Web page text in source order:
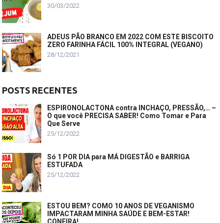
30/03/2022
ADEUS PÃO BRANCO EM 2022 COM ESTE BISCOITO
ZERO FARINHA FÁCIL 100% INTEGRAL (VEGANO)
28/12/2021
POSTS RECENTES
ESPIRONOLACTONA contra INCHAÇO, PRESSÃO,… –
O que você PRECISA SABER! Como Tomar e Para
Que Serve
25/12/2022
Só 1 POR DIA para MÁ DIGESTÃO e BARRIGA
ESTUFADA
25/12/2022
ESTOU BEM? COMO 10 ANOS DE VEGANISMO
IMPACTARAM MINHA SAÚDE E BEM-ESTAR!
CONFIRA!